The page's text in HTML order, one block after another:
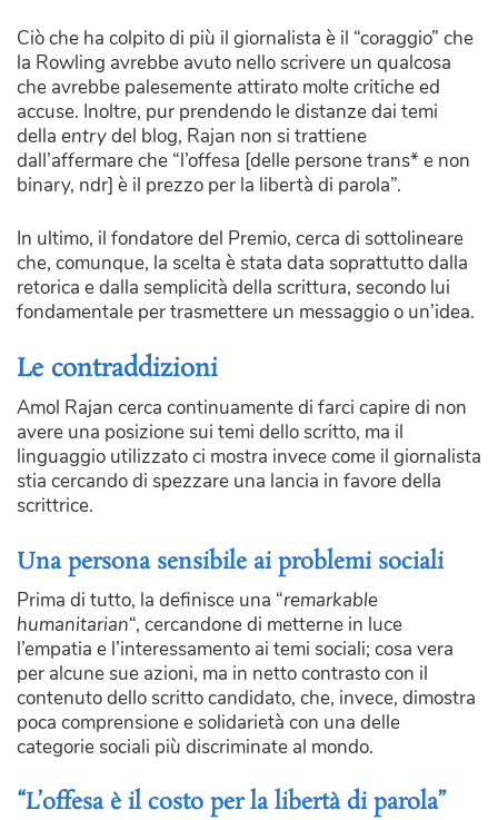
Ciò che ha colpito di più il giornalista è il “coraggio” che
la Rowling avrebbe avuto nello scrivere un qualcosa
che avrebbe palesemente attirato molte critiche ed
accuse. Inoltre, pur prendendo le distanze dai temi
della entrydel blog, Rajan non si trattiene
dall’affermare che “l’offesa [delle persone trans* e non
binary, ndr] è il prezzo per la libertà di parola”.
In ultimo, il fondatore del Premio, cerca di sottolineare
che, comunque, la scelta è stata data soprattutto dalla
retorica e dalla semplicità della scrittura, secondo lui
fondamentale per trasmettere un messaggio o un’idea.
Le contraddizioni
Amol Rajan cerca continuamente di farci capire di non
avere una posizione sui temi dello scritto, ma il
linguaggio utilizzato ci mostra invece come il giornalista
stia cercando di spezzare una lancia in favore della
scrittrice.
Una persona sensibile ai problemi sociali
Prima di tutto, la definisce una “remarkable
humanitarian“, cercandone di metterne in luce
l’empatia e l’interessamento ai temi sociali; cosa vera
per alcune sue azioni, ma in netto contrasto con il
contenuto dello scritto candidato, che, invece, dimostra
poca comprensione e solidarietà con una delle
categorie sociali più discriminate al mondo.
“L’offesa è il costo per la libertà di parola”